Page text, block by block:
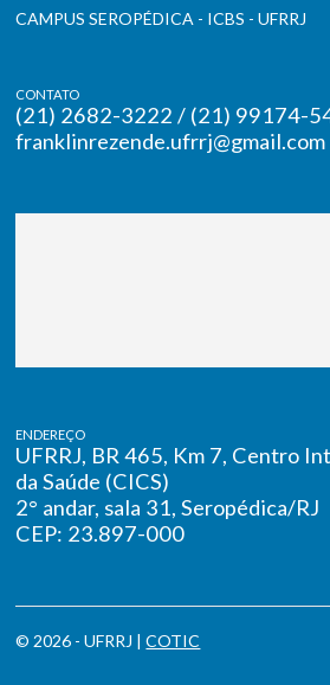
CAMPUS SEROPÉDICA - ICBS - UFRRJ
CONTATO
(21) 2682-3222 / (21) 99174-
franklinrezende.ufrrj@gmail.com
ENDEREÇO
UFRRJ, BR 465, Km 7, Centro
da Saúde (CICS)
2° andar, sala 31, Seropédica/RJ
CEP: 23.897-000
© 2026 - UFRRJ |COTIC